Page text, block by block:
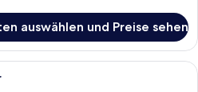
auswählen und Preise sehen
Ein moderner Poolbereich im Freien